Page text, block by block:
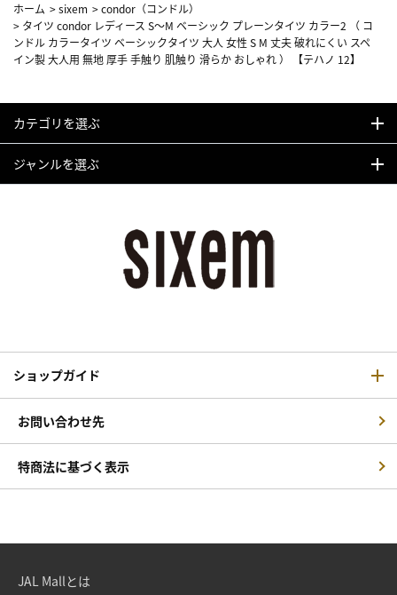
ホーム >sixem >condor（コンドル）
> タイツ condor レディース S～M ベーシック プレーンタイツ カラー2 （ コ
ンドル カラータイツ ベーシックタイツ 大人 女性 S M 丈夫 破れにくい スペ
イン製 大人用 無地 厚手 手触り 肌触り 滑らか おしゃれ ） 【テハノ 12】
カテゴリを選ぶ
ジャンルを選ぶ
ショップガイド
お問い合わせ先
特商法に基づく表示
JAL Mallとは